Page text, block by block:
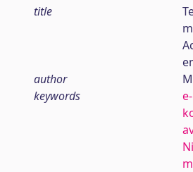
title
author
keywords